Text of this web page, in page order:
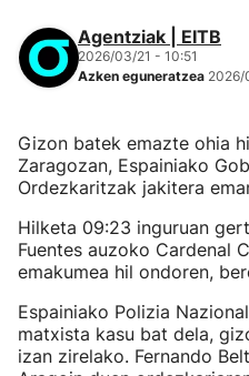
Agentziak | EITB
2026/03/21 - 10:51
Azken eguneratzea 2026/
Gizon batek emazte ohia
Zaragozan, Espainiako
Ordezkaritzak jakitera
Hilketa 09:23 inguruan
Fuentes auzoko Cardenal
emakumea hil ondoren,
Espainiako Polizia
matxista kasu bat dela,
izan zirelako. Fernando